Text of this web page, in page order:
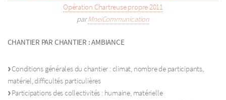
Opération Chartreuse propre 2011
parMneiCommunication
CHANTIER PAR CHANTIER : AMBIANCE
Conditions générales du chantier : climat, nombre de participants,
matériel, difficultés particulières
Participations des collectivités : humaine, matérielle